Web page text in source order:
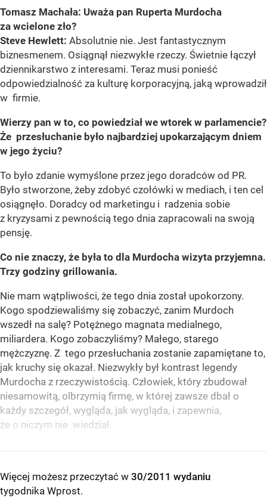
Tomasz Machała: Uważa pan Ruperta Murdocha
za wcielone zło?
Steve Hewlett: Absolutnie nie. Jest fantastycznym
biznesmenem. Osiągnął niezwykłe rzeczy. Świetnie łączył
dziennikarstwo z interesami. Teraz musi ponieść
odpowiedzialność za kulturę korporacyjną, jaką wprowadził
w firmie.
Wierzy pan w to, co powiedział we wtorek w parlamencie?
Że przesłuchanie było najbardziej upokarzającym dniem
w jego życiu?
To było zdanie wymyślone przez jego doradców od PR.
Było stworzone, żeby zdobyć czołówki w mediach, i ten cel
osiągnęło. Doradcy od marketingu i radzenia sobie
z kryzysami z pewnością tego dnia zapracowali na swoją
pensję.
Co nie znaczy, że była to dla Murdocha wizyta przyjemna.
Trzy godziny grillowania.
Nie mam wątpliwości, że tego dnia został upokorzony.
Kogo spodziewaliśmy się zobaczyć, zanim Murdoch
wszedł na salę? Potężnego magnata medialnego,
miliardera. Kogo zobaczyliśmy? Małego, starego
mężczyznę. Z tego przesłuchania zostanie zapamiętane to,
jak kruchy się okazał. Niezwykły był kontrast legendy
Murdocha z rzeczywistością. Człowiek, który zbudował
niesamowitą, olbrzymią firmę, w której zawsze dbał o
każdy szczegół, wygląda, jak wygląda, i zapewnia,
że o niczym nie wiedział.
Więcej możesz przeczytać w 30/2011 wydaniu
tygodnika Wprost.